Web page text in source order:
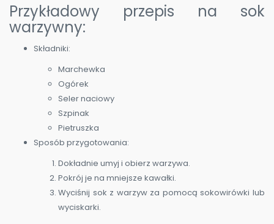
Przykładowy przepis na sok
warzywny:
Składniki:
Marchewka
Ogórek
Seler naciowy
Szpinak
Pietruszka
Sposób przygotowania:
Dokładnie umyj i obierz warzywa.
Pokrój je na mniejsze kawałki.
Wyciśnij sok z warzyw za pomocą sokowirówki lub
wyciskarki.